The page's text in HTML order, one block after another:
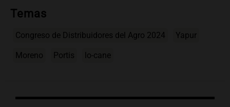
Temas
Congreso de Distribuidores del Agro 2024 Yapur
Moreno Portis lo-cane